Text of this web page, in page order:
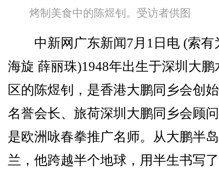
烤制美食中的陈煜钊。受访者供图
中新网广东新闻7月1日电 (索有
海旋 薛丽珠)1948年出生于深圳大鹏
区的陈煜钊，是香港大鹏同乡会创
名誉会长、旅荷深圳大鹏同乡会顾
是欧洲咏春拳推广名师。从大鹏半
兰，他跨越半个地球，用半生书写